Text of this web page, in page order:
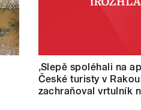
‚Slepě spoléhali na
České turisty v
zachraňoval vrtulník